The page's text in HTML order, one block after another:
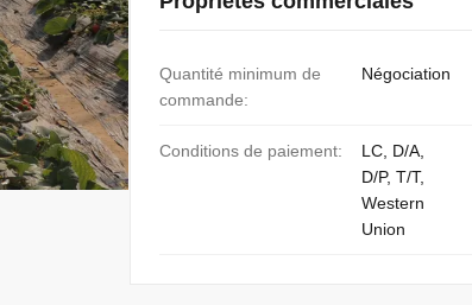
Quantité minimum de
commande:
Négociation
Conditions de paiement:
LC, D/A,
D/P, T/T,
Western
Union